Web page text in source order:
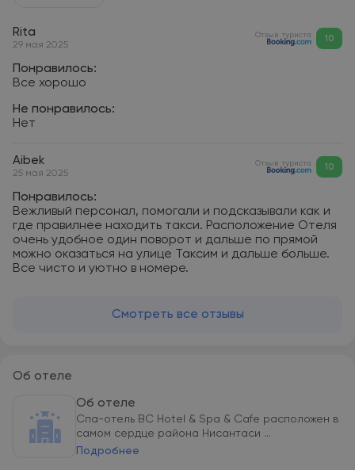
Rita
29 мая 2025
Отзыв туриста 10
Понравилось:
Все хорошо
Не понравилось:
Нет
Aibek
25 мая 2025
Отзыв туриста 10
Понравилось:
Вежливый персонал, помогали и подсказывали как и
где правилнее находить такси. Расположение Отеля
очень удобное один поворот и дальше по прямой
можно оказаться на улице Таксим и дальше больше.
Все чисто и уютно в номере.
Смотреть все отзывы
Об отеле
Об отеле
Спа-отель BC Hotel & Spa & Cafe расположен в
самом сердце района Нисантаси ...
Подробнее